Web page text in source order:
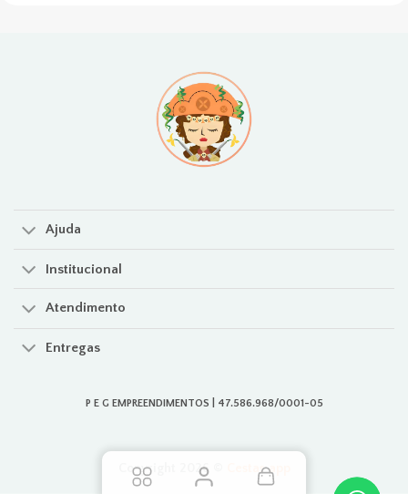
Ajuda
Institucional
Atendimento
Entregas
P E G EMPREENDIMENTOS | 47.586.968/0001-05
Copyright 2026 © Cestas.app